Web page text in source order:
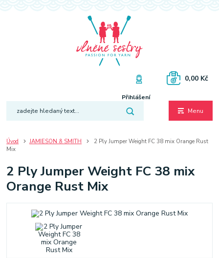
Menu
Přihlášení
0,00 Kč
Úvod JAMIESON & SMITH
2 Ply Jumper Weight FC 38 mix Orange Rust
Mix
2 Ply Jumper Weight FC 38 mix
Orange Rust Mix